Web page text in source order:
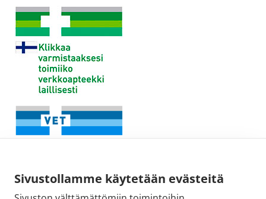
Sivustollamme käytetään evästeitä